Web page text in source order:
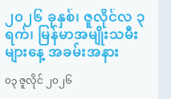
၂၀၂၆ ခုနှစ်၊ ဇူလိုင်လ ၃
ရက်၊ မြန်မာအမျိုးသမီး
များနေ့ အခမ်းအနား
၀၃ ဇူလိုင် ၂၀၂၆